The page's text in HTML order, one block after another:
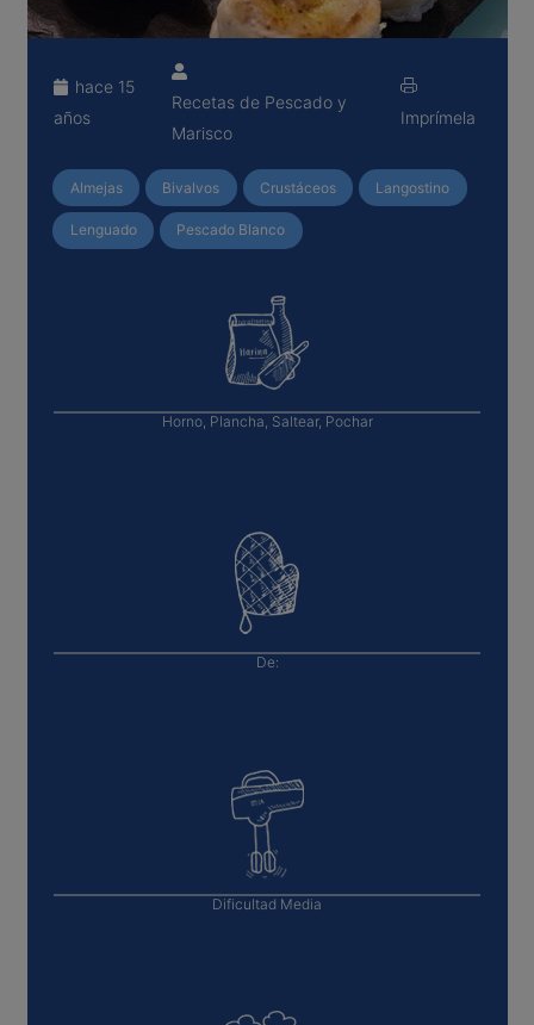
hace 15
años
Recetas de Pescado y
Marisco
Imprímela
Almejas Bivalvos Crustáceos Langostino
Lenguado Pescado Blanco
Horno, Plancha, Saltear, Pochar
De:
Dificultad Media